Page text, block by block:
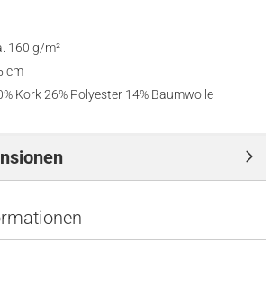
160 g/m²
cm
Kork 26% Polyester 14% Baumwolle